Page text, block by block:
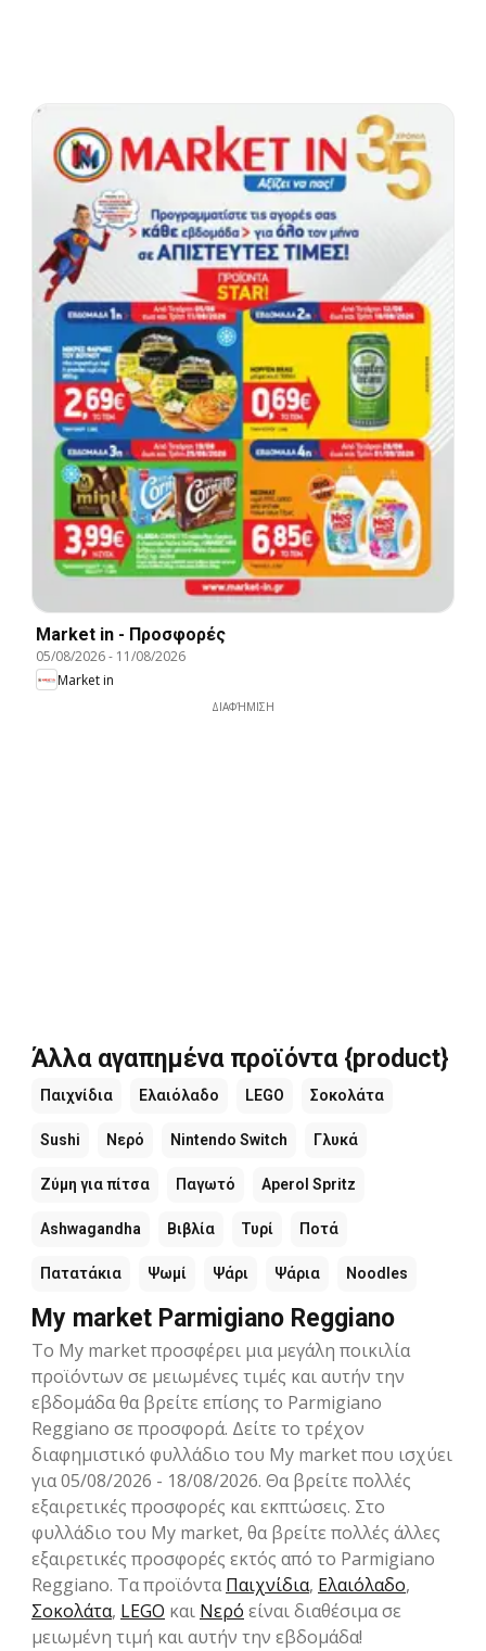
Market in - Προσφορές
05/08/2026- 11/08/2026
Market in
ΔΙΑΦΉΜΙΣΗ
Άλλα αγαπημένα προϊόντα {product}
Παιχνίδια Ελαιόλαδο LEGO Σοκολάτα
Sushi Νερό Nintendo Switch Γλυκά
Ζύμη για πίτσα Παγωτό Aperol Spritz
Ashwagandha Βιβλία Τυρί Ποτά
Πατατάκια Ψωμί Ψάρι Ψάρια Noodles
My market Parmigiano Reggiano
Το My market προσφέρει μια μεγάλη ποικιλία
προϊόντων σε μειωμένες τιμές και αυτήν την
εβδομάδα θα βρείτε επίσης το Parmigiano
Reggiano σε προσφορά. Δείτε το τρέχον
διαφημιστικό φυλλάδιο του My market που ισχύει
για 05/08/2026 - 18/08/2026. Θα βρείτε πολλές
εξαιρετικές προσφορές και εκπτώσεις. Στο
φυλλάδιο του My market, θα βρείτε πολλές άλλες
εξαιρετικές προσφορές εκτός από το Parmigiano
Reggiano. Τα προϊόνταΠαιχνίδια, Ελαιόλαδο,
Σοκολάτα, LEGO και Νερό είναι διαθέσιμα σε
μειωμένη τιμή και αυτήν την εβδομάδα!